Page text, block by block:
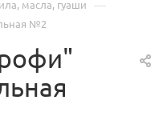
масла, гуаши —
№2